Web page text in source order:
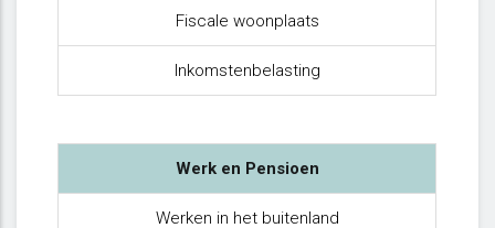
Fiscale woonplaats
Inkomstenbelasting
Werk en Pensioen
Werken in het buitenland